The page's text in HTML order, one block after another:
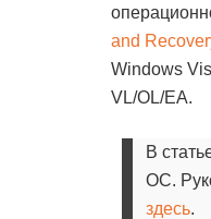
and
Windows
VL/OL/EA.
В
ОС.
здесь.